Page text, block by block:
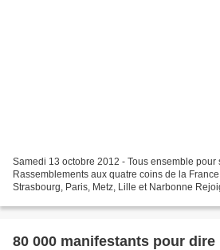
Samedi 13 octobre 2012 - Tous ensemble pour
Rassemblements aux quatre coins de la
Strasbourg, Paris, Metz, Lille et Narbonne
80 000 manifestants pour dire